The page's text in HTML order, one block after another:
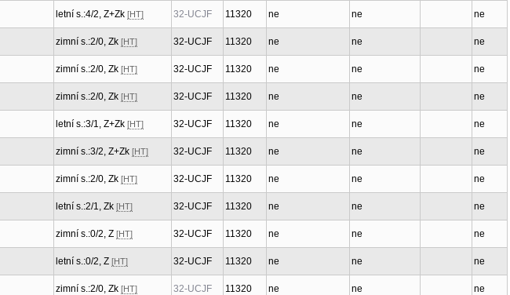
letní s.:4/2, Z+Zk [HT] 32-UCJF 11320 ne ne ne
zimní s.:2/0, Zk [HT] 32-UCJF 11320 ne ne ne
zimní s.:2/0, Zk [HT] 32-UCJF 11320 ne ne ne
zimní s.:2/0, Zk [HT] 32-UCJF 11320 ne ne ne
letní s.:3/1, Z+Zk [HT] 32-UCJF 11320 ne ne ne
zimní s.:3/2, Z+Zk [HT] 32-UCJF 11320 ne ne ne
zimní s.:2/0, Zk [HT] 32-UCJF 11320 ne ne ne
letní s.:2/1, Zk [HT] 32-UCJF 11320 ne ne ne
zimní s.:0/2, Z [HT] 32-UCJF 11320 ne ne ne
letní s.:0/2, Z [HT] 32-UCJF 11320 ne ne ne
zimní s.:2/0, Zk [HT] 32-UCJF 11320 ne ne ne